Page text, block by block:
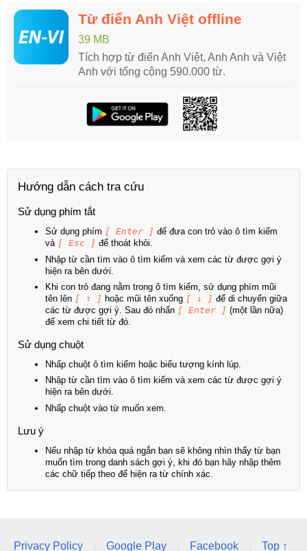
Từ điển Anh Việt offline
39 MB
Tích hợp từ điển Anh Việt, Anh Anh và Việt
Anh với tổng cộng 590.000 từ.
Hướng dẫn cách tra cứu
Sử dụng phím tắt
Sử dụng phím [ Enter ] để đưa con trỏ vào ô tìm kiếm
và [ Esc ] để thoát khỏi.
Nhập từ cần tìm vào ô tìm kiếm và xem các từ được gợi ý
hiện ra bên dưới.
Khi con trỏ đang nằm trong ô tìm kiếm, sử dụng phím mũi
tên lên [ ↑ ] hoặc mũi tên xuống [ ↓ ] để di chuyển giữa
các từ được gợi ý. Sau đó nhấn [ Enter ] (một lần nữa)
để xem chi tiết từ đó.
Sử dụng chuột
Nhấp chuột ô tìm kiếm hoặc biểu tượng kính lúp.
Nhập từ cần tìm vào ô tìm kiếm và xem các từ được gợi ý
hiện ra bên dưới.
Nhấp chuột vào từ muốn xem.
Lưu ý
Nếu nhập từ khóa quá ngắn bạn sẽ không nhìn thấy từ bạn
muốn tìm trong danh sách gợi ý, khi đó bạn hãy nhập thêm
các chữ tiếp theo để hiện ra từ chính xác.
Privacy Policy Google Play Facebook Top ↑